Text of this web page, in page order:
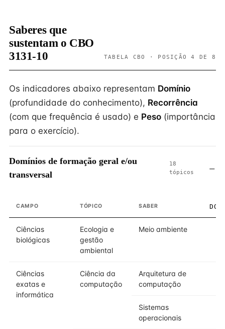
Saberes que
sustentam o CBO
3131-10
TABELA CBO · POSIÇÃO 4 DE 8
Os indicadores abaixo representam Domínio
(profundidade do conhecimento), Recorrência
(com que frequência é usado) e Peso (importância
para o exercício).
Domínios de formação geral e/ou
transversal
18
tópicos
CAMPO TÓPICO SABER
Ciências
biológicas
Ecologia e
gestão
ambiental
Meio ambiente
Ciências
exatas e
informática
Ciência da
computação
Arquitetura de
computação
Sistemas
operacionais